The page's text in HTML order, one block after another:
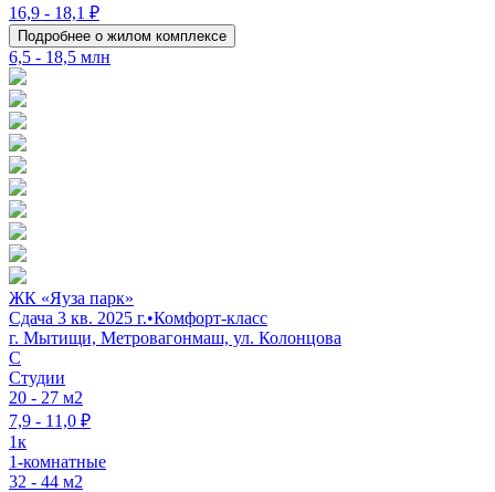
16,9 - 18,1 ₽
Подробнее о жилом комплексе
6,5 - 18,5 млн
ЖК «Яуза парк»
Сдача 3 кв. 2025 г.•Комфорт-класс
г. Мытищи, Метровагонмаш, ул. Колонцова
C
Студии
20 - 27 м2
7,9 - 11,0 ₽
1к
1-комнатные
32 - 44 м2